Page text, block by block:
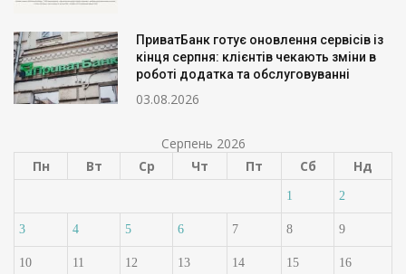
ПриватБанк готує оновлення сервісів із
кінця серпня: клієнтів чекають зміни в
роботі додатка та обслуговуванні
03.08.2026
Серпень 2026
Пн
Вт Ср Чт Пт Сб Нд
1 2
3 4 5 6 7 8 9
10 11 12 13 14 15 16